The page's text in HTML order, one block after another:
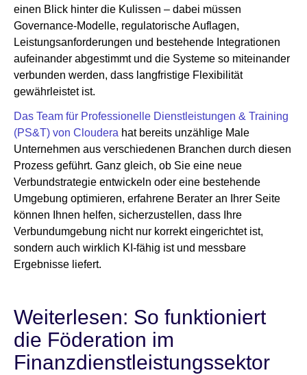
einen Blick hinter die Kulissen – dabei müssen
Governance-Modelle, regulatorische Auflagen,
Leistungsanforderungen und bestehende Integrationen
aufeinander abgestimmt und die Systeme so miteinander
verbunden werden, dass langfristige Flexibilität
gewährleistet ist.
Das Team für Professionelle Dienstleistungen & Training
(PS&T) von Cloudera hat bereits unzählige Male
Unternehmen aus verschiedenen Branchen durch diesen
Prozess geführt. Ganz gleich, ob Sie eine neue
Verbundstrategie entwickeln oder eine bestehende
Umgebung optimieren, erfahrene Berater an Ihrer Seite
können Ihnen helfen, sicherzustellen, dass Ihre
Verbundumgebung nicht nur korrekt eingerichtet ist,
sondern auch wirklich KI-fähig ist und messbare
Ergebnisse liefert.
Weiterlesen: So funktioniert
die Föderation im
Finanzdienstleistungssektor